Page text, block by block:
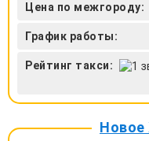
Цена по межгороду:
График работы:
Рейтинг такси:
Новое